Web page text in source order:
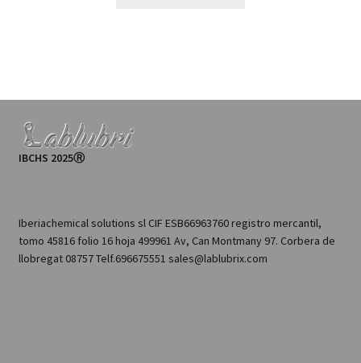
IBCHS 2025Ⓡ
Iberiachemical solutions sl CIF ESB66963760 registro mercantil,
tomo 45816 folio 16 hoja 499961 Av, Can Montmany 97. Corbera de
llobregat 08757 Telf.696675551 sales@lablubrix.com